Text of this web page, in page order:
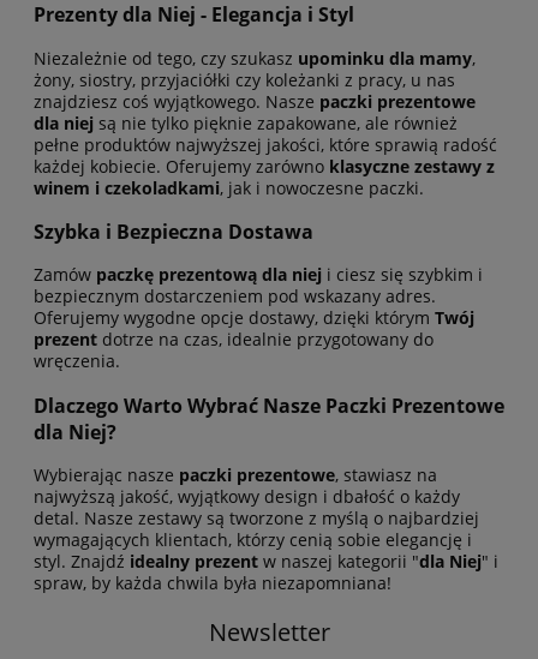
Prezenty dla Niej - Elegancja i Styl
Niezależnie od tego, czy szukasz upominku dla mamy,
żony, siostry, przyjaciółki czy koleżanki z pracy, u nas
znajdziesz coś wyjątkowego. Nasze paczki prezentowe
dla niej są nie tylko pięknie zapakowane, ale również
pełne produktów najwyższej jakości, które sprawią radość
każdej kobiecie. Oferujemy zarówno klasyczne zestawy z
winem i czekoladkami, jak i nowoczesne paczki.
Szybka i Bezpieczna Dostawa
Zamów paczkę prezentową dla niej i ciesz się szybkim i
bezpiecznym dostarczeniem pod wskazany adres.
Oferujemy wygodne opcje dostawy, dzięki którym Twój
prezent dotrze na czas, idealnie przygotowany do
wręczenia.
Dlaczego Warto Wybrać Nasze Paczki Prezentowe
dla Niej?
Wybierając nasze paczki prezentowe, stawiasz na
najwyższą jakość, wyjątkowy design i dbałość o każdy
detal. Nasze zestawy są tworzone z myślą o najbardziej
wymagających klientach, którzy cenią sobie elegancję i
styl. Znajdź idealny prezent w naszej kategorii "dla Niej" i
spraw, by każda chwila była niezapomniana!
Newsletter